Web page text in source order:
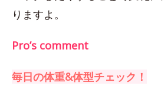
りますよ。
Pro’s comment
毎日の体重&体型チェック！